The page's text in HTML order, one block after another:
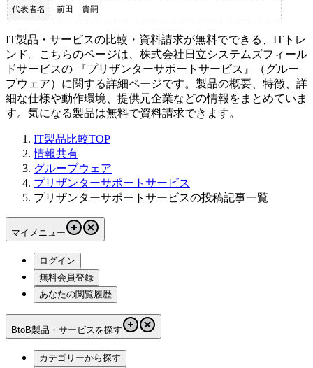
代表者名 前田 貴嗣
IT製品・サービスの比較・資料請求が無料でできる、ITトレ
ンド。こちらのページは、 株式会社日立システムズフィール
ドサービスの 『プリザンターサポートサービス 』（グルー
プウェア）に関する詳細ページです。製品の概要、特徴、詳
細な仕様や動作環境、提供元企業などの情報をまとめていま
す。気になる製品は無料で資料請求できます。
IT製品比較TOP
情報共有
グループウェア
プリザンターサポートサービス
プリザンターサポートサービスの投稿記事一覧
マイメニュー
ログイン
無料会員登録
あなたの閲覧履歴
BtoB製品・サービスを探す
カテゴリーから探す